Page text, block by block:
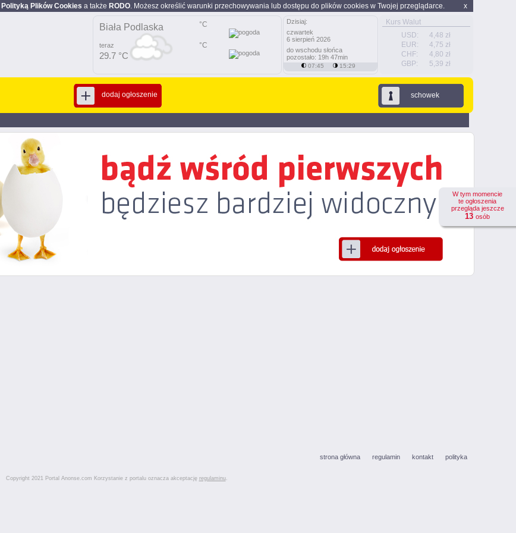
x
Polityką Plików Cookies a także RODO. Możesz określić warunki przechowywania lub dostępu do plików cookies w Twojej przeglądarce.
Kurs Walut
USD:
4,48 zł
EUR:
4,75 zł
CHF:
4,80 zł
GBP:
5,39 zł
Biała Podlaska
teraz
29.7 °C
°C
°C
Dzisiaj:
czwartek
6 sierpień 2026
do wschodu słońca
pozostało: 19h 47min
07:45 15:29
schowek
dodaj ogłoszenie
W tym momencie
te ogłoszenia
przegląda jeszcze
13 osób
strona główna regulamin kontakt polityka
Copyright 2021 Portal Anonse.com Korzystanie z portalu oznacza akceptację regulaminu.